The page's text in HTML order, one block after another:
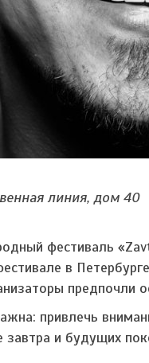
линия, дом 40
фестиваль
в
предпочли
привлечь
завтра и будущих